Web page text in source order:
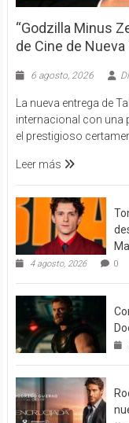
“Godzilla Minus
de Cine de Nueva
6 agosto, 2026
La nueva entrega de
internacional con una
el prestigioso
Leer más
4 agosto, 2026 0